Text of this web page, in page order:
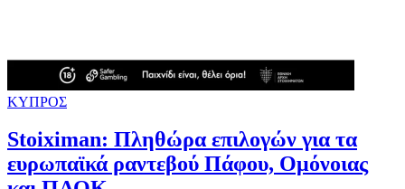
ΚΥΠΡΟΣ
Stoiximan: Πληθώρα επιλογών για τα
ευρωπαϊκά ραντεβού Πάφου, Ομόνοιας